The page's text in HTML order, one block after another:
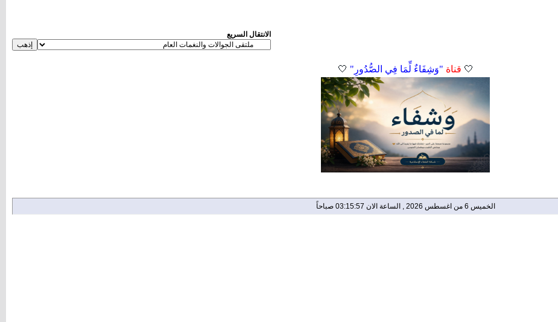
الانتقال السريع
🤍 قناة "وَشِفَاءٌ لِّمَا فِي الصُّدُورِ" 🤍
الخميس 6 من اغسطس 2026 , الساعة الان 03:15:57 صباحاً